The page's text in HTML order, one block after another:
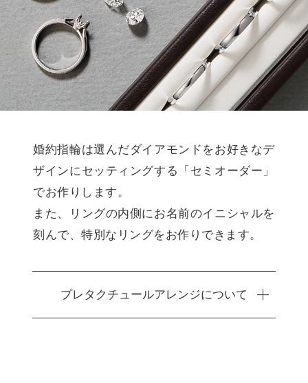
婚約指輪は選んだダイアモンドをお好きなデ
ザインにセッティングする「セミオーダー」
でお作りします。
また、リングの内側にお名前のイニシャルを
刻んで、特別なリングをお作りできます。
プレタクチュールアレンジについて